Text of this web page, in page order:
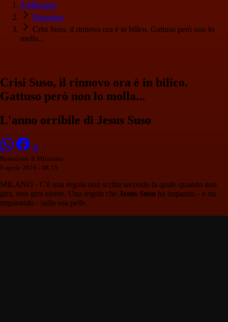
Il Milanista
Rassegna
Crisi Suso, il rinnovo ora è in bilico. Gattuso però non lo
molla...
Crisi Suso, il rinnovo ora è in bilico.
Gattuso però non lo molla...
L'anno orribile di Jesus Suso
Redazione Il Milanista
9 aprile 2019 - 08:15
MILANO - C'è una regola non scritta secondo la quale quando non
gira, non gira niente. Una regola che Jesus Suso ha imparato - e sta
imparando - sulla sua pelle.